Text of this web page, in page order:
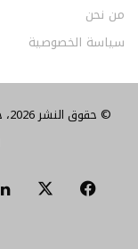
من نحن
سياسة الخصوصية
© حقوق النشر 2026، جميع الحقوق محفوظة |
فيسبوك